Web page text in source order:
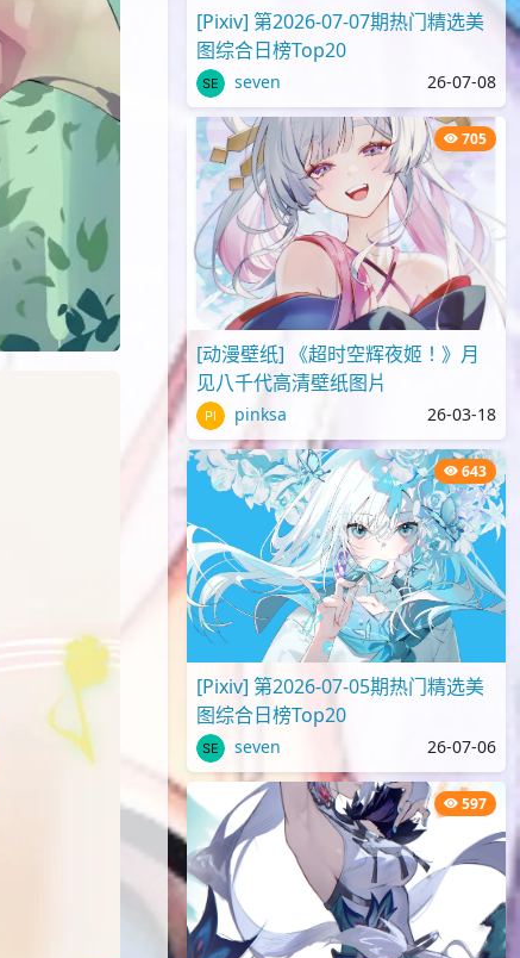
[Pixiv] 第2026-07-07期热门精选美
图综合日榜Top20
seven 26-07-08
705
[动漫壁纸] 《超时空辉夜姬！》月
见八千代高清壁纸图片
pinksa 26-03-18
643
[Pixiv] 第2026-07-05期热门精选美
图综合日榜Top20
seven 26-07-06
597